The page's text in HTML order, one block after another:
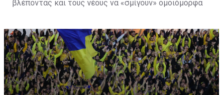
βλέποντας και τους νέους να «σμίγουν» ομοιόμορφα